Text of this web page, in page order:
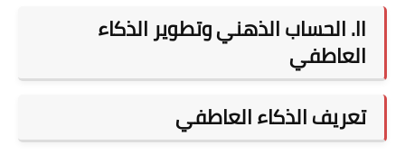
II. الحساب الذهني وتطوير الذكاء
العاطفي
تعريف الذكاء العاطفي